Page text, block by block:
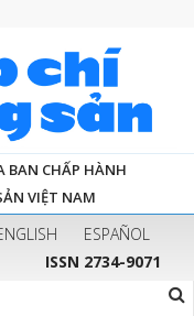
BAN CHẤP HÀNH
VIỆT NAM
ESPAÑOL
ISSN 2734-9071